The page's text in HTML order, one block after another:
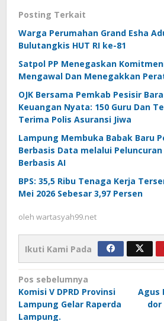
Posting Terkait
Warga Perumahan Grand Esha
Bulutangkis HUT RI ke-81
Satpol PP Menegaskan
Mengawal Dan Menegakkan
OJK Bersama Pemkab Pesisir
Keuangan Nyata: 150 Guru Dan
Terima Polis Asuransi Jiwa
Lampung Membuka Babak Baru
Berbasis Data melalui
Berbasis AI
BPS: 35,5 Ribu Tenaga Kerja
Mei 2026 Sebesar 3,97 Persen
oleh wartasyah99.net
Ikuti Kami Pada
Navigasi
pos
Pos sebelumnya
Komisi V DPRD Provinsi
Lampung Gelar Raperda
Lampung.
Agus
dor